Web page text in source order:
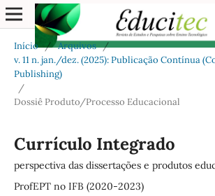
Início / Arquivos /
v. 11 n. jan./dez. (2025): Publicação Contínua
Publishing)
/
Dossiê Produto/Processo Educacional
Currículo Integrado
perspectiva das dissertações e produtos
ProfEPT no IFB (2020-2023)